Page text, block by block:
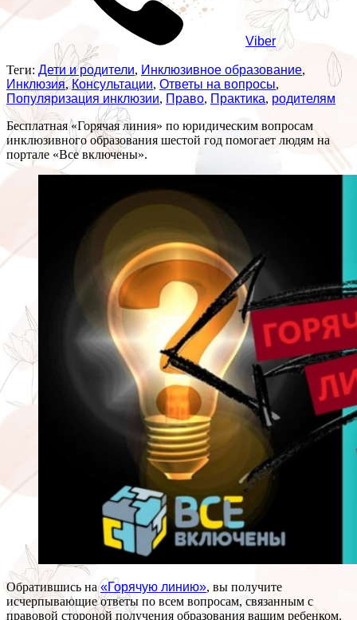
Viber
Теги: Дети и родители, Инклюзивное образование,
Инклюзия,Консультации, Ответы на вопросы,
Популяризация инклюзии, Право, Практика, родителям
Бесплатная «Горячая линия» по юридическим вопросам
инклюзивного образования шестой год помогает людям на
портале «Все включены».
Обратившись на«Горячую линию», вы получите
исчерпывающие ответы по всем вопросам, связанным с
правовой стороной получения образования вашим ребенком.